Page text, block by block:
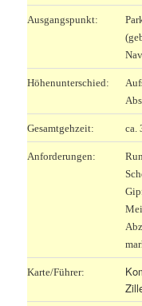
Ausgangspunkt:
Höhenunterschied:
Gesamtgehzeit: ca.
Anforderungen:
Karte/Führer: